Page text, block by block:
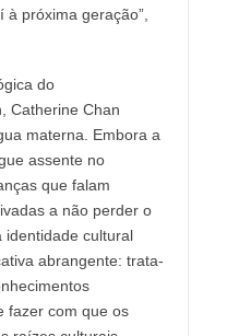
à próxima geração”,
do
Catherine Chan
materna. Embora a
assente no
que falam
a não perder o
identidade cultural
abrangente: trata-
fazer com que os